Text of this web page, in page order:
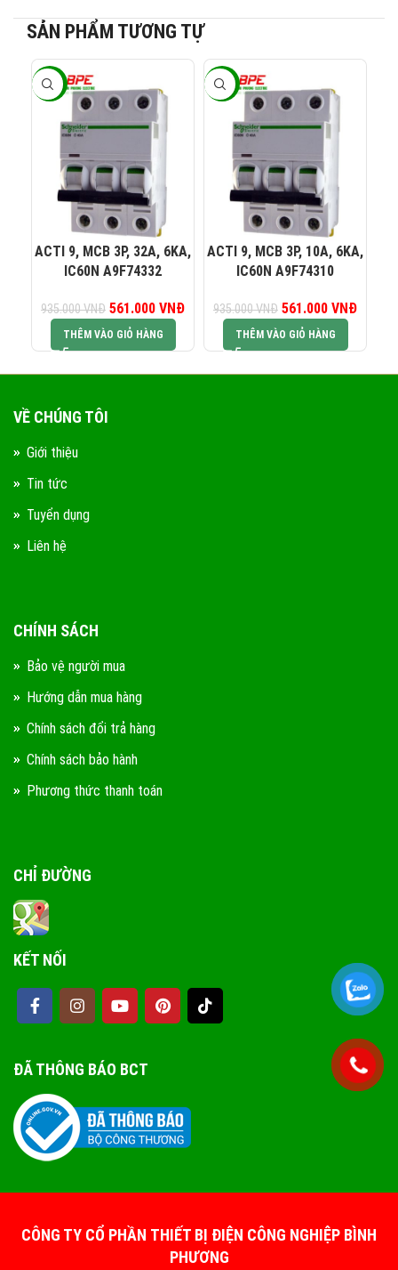
SẢN PHẨM TƯƠNG TỰ
-40%
ACTI 9, MCB 3P, 32A, 6KA,
IC60N A9F74332
935.000VNĐ
Giá gốc là:
935.000 VNĐ.
561.000 VNĐ Giá hiện tại là:
561.000 VNĐ.
THÊM VÀO GIỎ HÀNG
-40%
ACTI 9, MCB 3P, 10A, 6KA,
IC60N A9F74310
935.000VNĐ
Giá gốc là:
935.000 VNĐ.
561.000 VNĐ
THÊM VÀO GIỎ HÀNG
VỀ CHÚNG TÔI
Giới thiệu
Tin tức
Tuyển dụng
Liên hệ
CHÍNH SÁCH
Bảo vệ người mua
Hướng dẫn mua hàng
Chính sách đổi trả hàng
Chính sách bảo hành
Phương thức thanh toán
CHỈ ĐƯỜNG
KẾT NỐI
ĐÃ THÔNG BÁO BCT
CÔNG TY CỔ PHẦN THIẾT BỊ ĐIỆN CÔNG NGHIỆP BÌNH
PHƯƠNG
KINH DOANH 1: 082 234 2688
KINH DOANH 2: 0965 101 613
KINH DOANH 4: 0823 944 186